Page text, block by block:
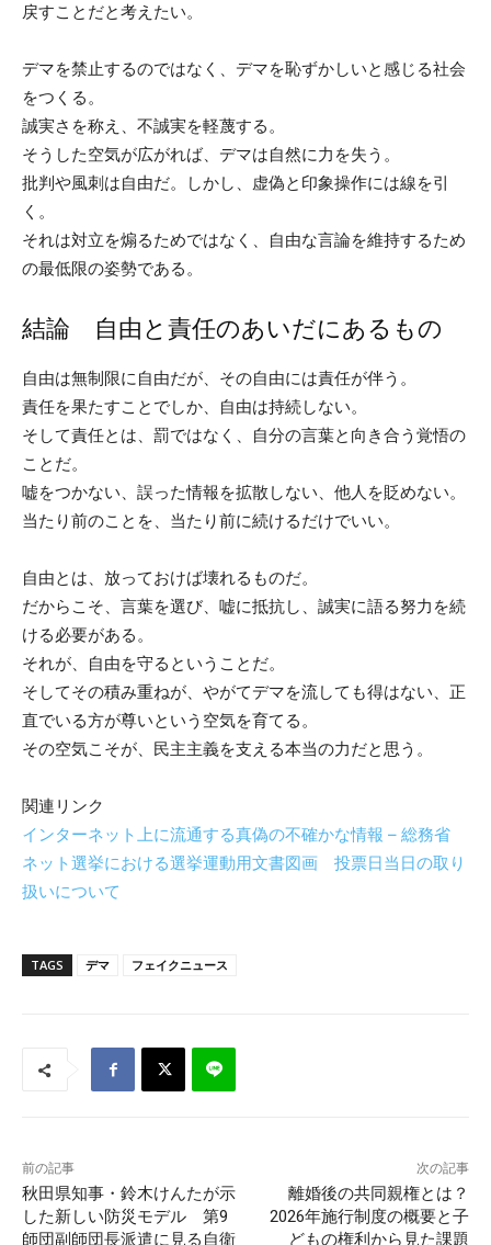
戻すことだと考えたい。
デマを禁止するのではなく、デマを恥ずかしいと感じる社会
をつくる。
誠実さを称え、不誠実を軽蔑する。
そうした空気が広がれば、デマは自然に力を失う。
批判や風刺は自由だ。しかし、虚偽と印象操作には線を引
く。
それは対立を煽るためではなく、自由な言論を維持するため
の最低限の姿勢である。
結論 自由と責任のあいだにあるもの
自由は無制限に自由だが、その自由には責任が伴う。
責任を果たすことでしか、自由は持続しない。
そして責任とは、罰ではなく、自分の言葉と向き合う覚悟の
ことだ。
嘘をつかない、誤った情報を拡散しない、他人を貶めない。
当たり前のことを、当たり前に続けるだけでいい。
自由とは、放っておけば壊れるものだ。
だからこそ、言葉を選び、嘘に抵抗し、誠実に語る努力を続
ける必要がある。
それが、自由を守るということだ。
そしてその積み重ねが、やがてデマを流しても得はない、正
直でいる方が尊いという空気を育てる。
その空気こそが、民主主義を支える本当の力だと思う。
関連リンク
インターネット上に流通する真偽の不確かな情報 – 総務省
ネット選挙における選挙運動用文書図画 投票日当日の取り
扱いについて
TAGS デマ フェイクニュース
前の記事
秋田県知事・鈴木けんたが示
した新しい防災モデル 第9
師団副師団長派遣に見る自衛
次の記事
離婚後の共同親権とは？
2026年施行制度の概要と子
どもの権利から見た課題